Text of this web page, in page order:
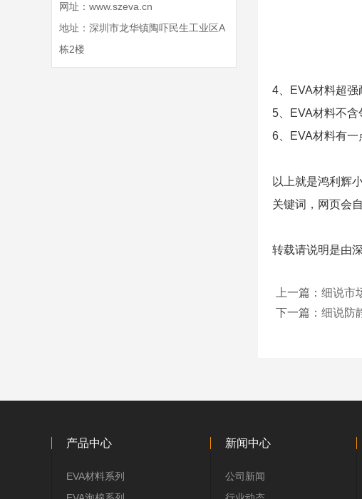
网址：www.szeva.cn
地址：深圳市龙华镇陶吓民生工业区A
栋2楼
4、EVA材料超强
5、EVA材料不含
6、EVA材料有一
以上就是鸿利辉
关键词，网页会
转载请说明是由
上一篇： 细说市
下一篇： 细说防
产品中心
EVA材料系列
新闻中心
公司新闻